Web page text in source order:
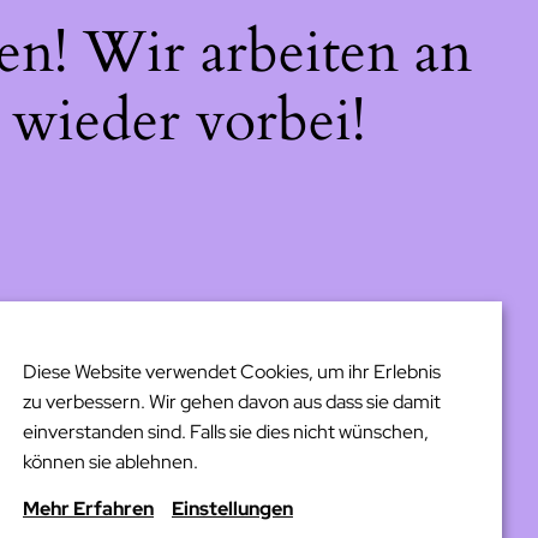
Wir arbeiten an
vorbei!
Diese Website verwendet Cookies, um ihr Erlebnis
zu verbessern. Wir gehen davon aus dass sie damit
einverstanden sind. Falls sie dies nicht wünschen,
können sie ablehnen.
Mehr Erfahren
Einstellungen